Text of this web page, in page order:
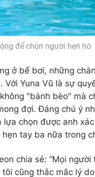
để chọn người hẹn hò
ở bể bơi, những
Yuna Vũ là sự
"bánh bèo" mà
đợi. Đáng chú ý
chọn được anh
tay ba nữa trong
chia sẻ: “Mọi người
cũng thắc mắc lý